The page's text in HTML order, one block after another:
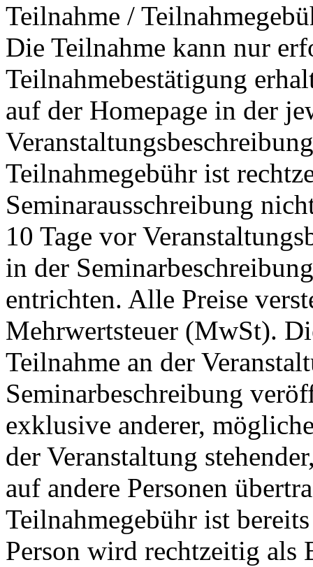
Teilnahme /
Die Teilnahme kann nur
Teilnahmebestätigung
auf der Homepage in der
Teilnahmegebühr ist
Seminarausschreibung
10 Tage vor
in der
entrichten. Alle Preise
Mehrwertsteuer (MwSt).
Teilnahme an der
Seminarbeschreibung
exklusive anderer,
der Veranstaltung
auf andere Personen
Teilnahmegebühr ist
Person wird rechtzeitig als